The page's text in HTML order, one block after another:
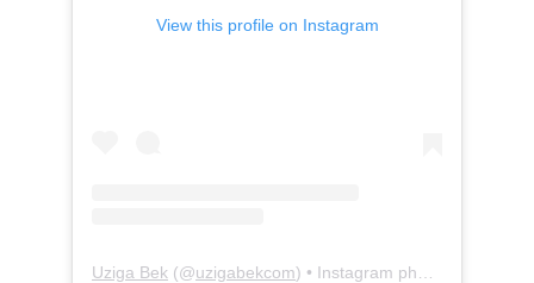
View this profile on Instagram
Uziga Bek (@uzigabekcom) • Instagram photos and videos